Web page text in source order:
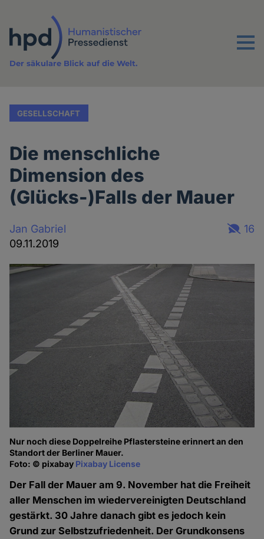
Inhalt
Menu
Der säkulare Blick auf die Welt.
GESELLSCHAFT
Die menschliche
Dimension des
(Glücks-)Falls der Mauer
Jan Gabriel
09.11.2019
16
Nur noch diese Doppelreihe Pflastersteine erinnert an den
Standort der Berliner Mauer.
Foto: © pixabay Pixabay License
Der Fall der Mauer am 9. November hat die Freiheit
aller Menschen im wiedervereinigten Deutschland
gestärkt. 30 Jahre danach gibt es jedoch kein
Grund zur Selbstzufriedenheit. Der Grundkonsens